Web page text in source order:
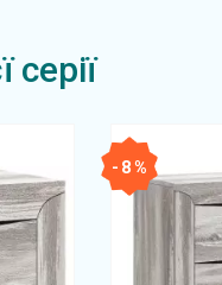
серії
- 8 %